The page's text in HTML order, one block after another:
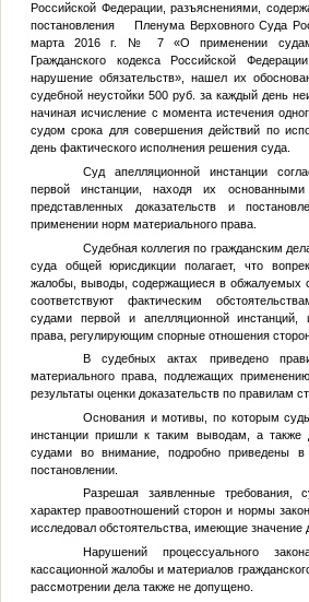
Российской Федерации, разъяснениями,
постановления Пленума Верховного Суда
марта 2016 г. № 7 «О применении
Гражданского кодекса Российской
нарушение обязательств», нашел их
судебной неустойки 500 руб. за каждый день
начиная исчисление с момента истечения
судом срока для совершения действий по
день фактического исполнения решения суда.
Суд апелляционной инстанции
первой инстанции, находя их
представленных доказательств и
применении норм материального права.
Судебная коллегия по гражданским
суда общей юрисдикции полагает, что
жалобы, выводы, содержащиеся в обжалуемых
соответствуют фактическим
судами первой и апелляционной инстанций,
права, регулирующим спорные отношения
В судебных актах приведено
материального права, подлежащих
результаты оценки доказательств по правилам
Основания и мотивы, по которым
инстанции пришли к таким выводам, а также
судами во внимание, подробно приведены в
постановлении.
Разрешая заявленные требования,
характер правоотношений сторон и нормы
исследовал обстоятельства, имеющие значение
Нарушений процессуального
кассационной жалобы и материалов
рассмотрении дела также не допущено.